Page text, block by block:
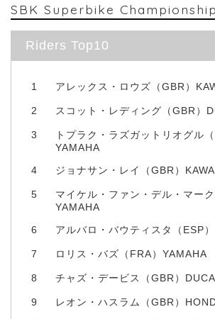
SBK Superbike
Riders Top10
1 アレックス・ロウズ（GBR）
2 スコット・レディング（GBR）
3
トプラク・ラズガットリオグル（
YAMAHA
4 ジョナサン・レイ（GBR）
5
マイケル・ファン・デル・マーク
YAMAHA
6 アルバロ・バウティスタ（ESP
7 ロリス・バズ（FRA）YAMAHA
8 チャズ・デービス（GBR）
9 レオン・ハスラム（GBR）